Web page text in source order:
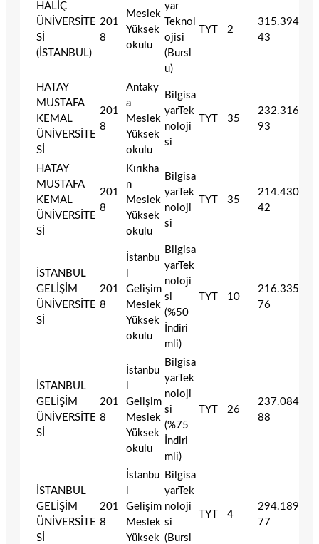
HALİÇ
ÜNİVERSİTE
Sİ
(İSTANBUL)
201
8
Meslek
Yüksek
okulu
yar
Teknol
ojisi
(Bursl
u)
TYT 2
315.394
43
HATAY
MUSTAFA
KEMAL
ÜNİVERSİTE
Sİ
201
8
Antaky
a
Meslek
Yüksek
okulu
Bilgisa
yarTek
noloji
si
TYT 35
232.316
93
HATAY
MUSTAFA
KEMAL
ÜNİVERSİTE
Sİ
201
8
Kırıkha
n
Meslek
Yüksek
okulu
Bilgisa
yarTek
noloji
si
TYT 35
214.430
42
İSTANBUL
GELİŞİM
ÜNİVERSİTE
Sİ
201
8
İstanbu
Gelişim
Meslek
Yüksek
okulu
Bilgisa
yarTek
noloji
si
(%50
İndiri
mli)
TYT 10
216.335
76
İSTANBUL
GELİŞİM
ÜNİVERSİTE
Sİ
201
8
İstanbu
Gelişim
Meslek
Yüksek
okulu
Bilgisa
yarTek
noloji
si
(%75
İndiri
mli)
TYT 26
237.084
88
İSTANBUL
GELİŞİM
ÜNİVERSİTE
Sİ
201
8
İstanbu
Gelişim
Meslek
Yüksek
Bilgisa
yarTek
noloji
si
(Bursl
TYT 4
294.189
77